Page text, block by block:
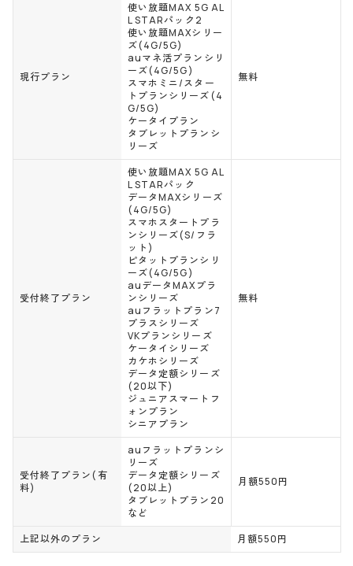
現行プラン
使い放題MAX 5G AL
L STARパック2
使い放題MAXシリー
ズ(4G/5G)
auマネ活プランシリ
ーズ(4G/5G)
スマホミニ/スター
トプランシリーズ(4
G/5G)
ケータイプラン
タブレットプランシ
リーズ
無料
受付終了プラン
使い放題MAX 5G AL
L STARパック
データMAXシリーズ
(4G/5G)
スマホスタートプラ
ンシリーズ(S/フラ
ット)
ピタットプランシリ
ーズ(4G/5G)
auデータMAXプラ
ンシリーズ
auフラットプラン7
プラスシリーズ
VKプランシリーズ
ケータイシリーズ
カケホシリーズ
データ定額シリーズ
(20以下)
ジュニアスマートフ
ォンプラン
シニアプラン
無料
受付終了プラン(有
料)
auフラットプランシ
リーズ
データ定額シリーズ
(20以上)
タブレットプラン20
など
月額550円
上記以外のプラン 月額550円